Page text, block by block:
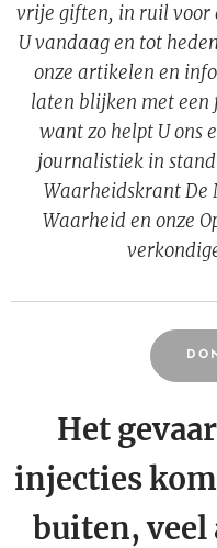
vrije giften, in ruil voor
U vandaag en tot
onze artikelen en
laten blijken met
want zo helpt U ons
journalistiek in
Waarheidskrant De
Waarheid en onze
Het
injecties
buiten, veel